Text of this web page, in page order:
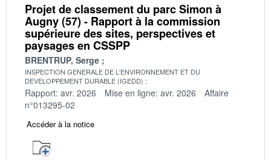
Projet de classement du parc Simon à
Augny (57) - Rapport à la commission
supérieure des sites, perspectives et
paysages en CSSPP
BRENTRUP, Serge
INSPECTION GENERALE DE L'ENVIRONNEMENT ET DU
DEVELOPPEMENT DURABLE (IGEDD)
Rapport: avr. 2026 Mise en ligne: avr. 2026
Affaire
n°013295-02
Accéder à la notice